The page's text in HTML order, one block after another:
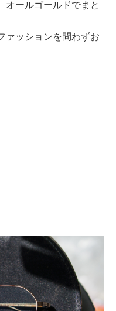
オールゴールドでまと
ァッションを問わずお